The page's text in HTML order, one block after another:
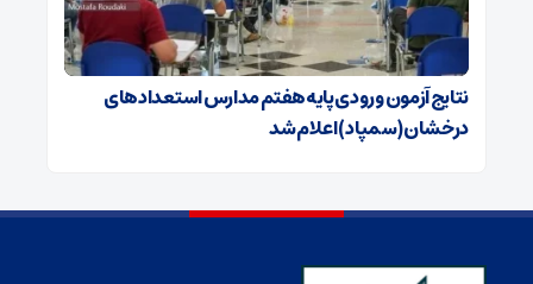
نتایج آزمون ورودی پایه هفتم مدارس استعدادهای
درخشان (سمپاد) اعلام شد